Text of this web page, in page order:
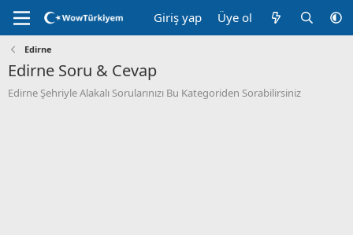
Giriş yap Üye ol
Edirne
Edirne Soru & Cevap
Edirne Şehriyle Alakalı Sorularınızı Bu Kategoriden Sorabilirsiniz